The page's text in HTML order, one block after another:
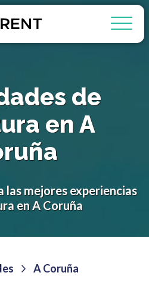
de
en A
las mejores experiencias
en A Coruña
A Coruña